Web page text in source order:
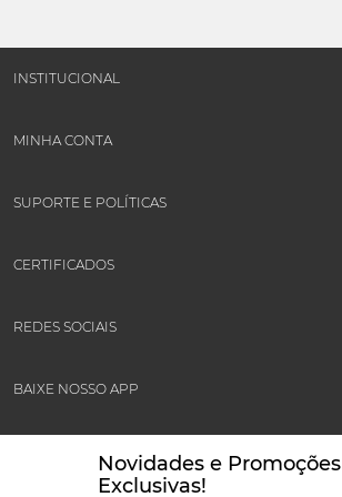
Novidades e Promoções
Exclusivas!
INSTITUCIONAL
MINHA CONTA
SUPORTE E POLÍTICAS
CERTIFICADOS
REDES SOCIAIS
BAIXE NOSSO APP
FORMAS DE PAGAMENTOS